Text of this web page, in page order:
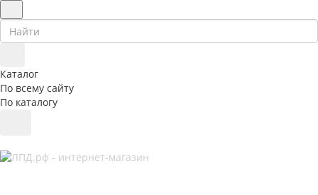
Каталог
По всему сайту
По каталогу